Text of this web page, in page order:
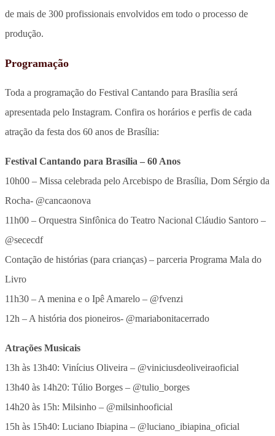
de mais de 300 profissionais envolvidos em todo o processo de
produção.
Programação
Toda a programação do Festival Cantando para Brasília será
apresentada pelo Instagram. Confira os horários e perfis de cada
atração da festa dos 60 anos de Brasília:
Festival Cantando para Brasília – 60 Anos
10h00 – Missa celebrada pelo Arcebispo de Brasília, Dom Sérgio da
Rocha- @cancaonova
11h00 – Orquestra Sinfônica do Teatro Nacional Cláudio Santoro –
@sececdf
Contação de histórias (para crianças) – parceria Programa Mala do
Livro
11h30 – A menina e o Ipê Amarelo – @fvenzi
12h – A história dos pioneiros- @mariabonitacerrado
Atrações Musicais
13h às 13h40: Vinícius Oliveira – @viniciusdeoliveiraoficial
13h40 às 14h20: Túlio Borges – @tulio_borges
14h20 às 15h: Milsinho – @milsinhooficial
15h às 15h40: Luciano Ibiapina – @luciano_ibiapina_oficial